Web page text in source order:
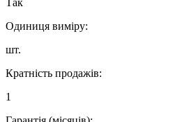
Так
Одиниця виміру:
шт.
Кратність продажів:
1